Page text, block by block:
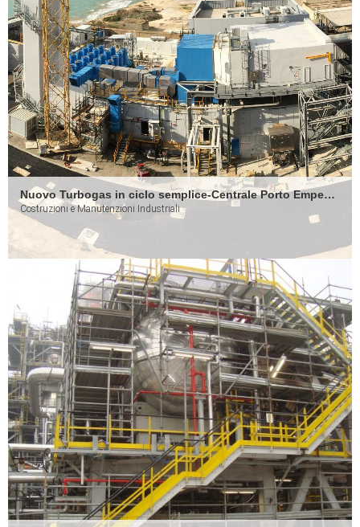
Nuovo Turbogas in ciclo semplice-Centrale Porto Empedocle
Costruzioni e Manutenzioni Industriali